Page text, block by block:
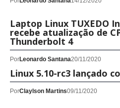
Laptop Linux TUXEDO
recebe atualização de
Thunderbolt 4
PorLeonardo Santana20/11/2020
Linux 5.10-rc3 lançado
PorClaylson Martins09/11/2020